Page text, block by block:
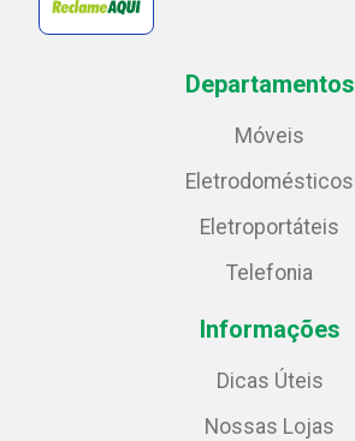
Departamentos
Móveis
Eletrodomésticos
Eletroportáteis
Telefonia
Informações
Dicas Úteis
Nossas Lojas